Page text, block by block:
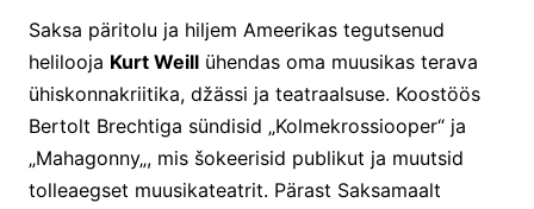
Saksa päritolu ja hiljem Ameerikas tegutsenud
helilooja Kurt Weill ühendas oma muusikas terava
ühiskonnakriitika, džässi ja teatraalsuse. Koostöös
Bertolt Brechtiga sündisid „Kolmekrossiooper“ ja
„Mahagonny„, mis šokeerisid publikut ja muutsid
tolleaegset muusikateatrit. Pärast Saksamaalt